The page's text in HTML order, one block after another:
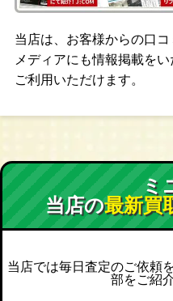
当店は、お客様からの口
メディアにも情報掲載を
ご利用いただけます。
ミ
当店の最新買
当店では毎日査定のご依頼
部をご紹